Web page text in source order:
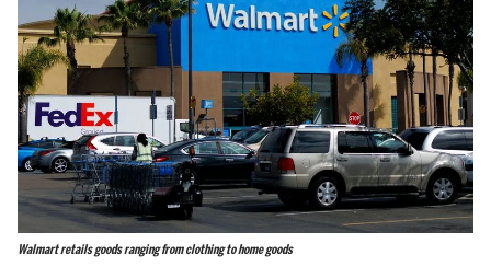
Walmart retails goods ranging from clothing to home goods